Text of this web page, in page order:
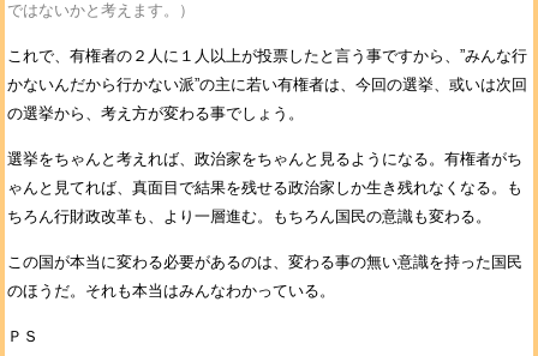
ではないかと考えます。）
これで、有権者の２人に１人以上が投票したと言う事ですから、”みんな行
かないんだから行かない派”の主に若い有権者は、今回の選挙、或いは次回
の選挙から、考え方が変わる事でしょう。
選挙をちゃんと考えれば、政治家をちゃんと見るようになる。有権者がち
ゃんと見てれば、真面目で結果を残せる政治家しか生き残れなくなる。も
ちろん行財政改革も、より一層進む。もちろん国民の意識も変わる。
この国が本当に変わる必要があるのは、変わる事の無い意識を持った国民
のほうだ。それも本当はみんなわかっている。
ＰＳ